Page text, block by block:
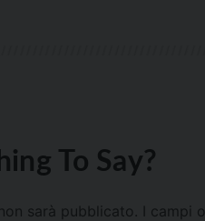
To Say?
sarà pubblicato. I campi